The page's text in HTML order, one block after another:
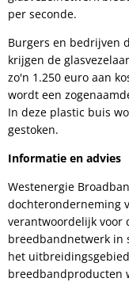
per seconde.
Burgers en bedrijven
krijgen de
zo'n 1.250 euro aan
wordt een
In deze plastic buis
gestoken.
Informatie en advies
Westenergie
dochteronderneming
verantwoordelijk voor
breedbandnetwerk in
het
breedbandproducten